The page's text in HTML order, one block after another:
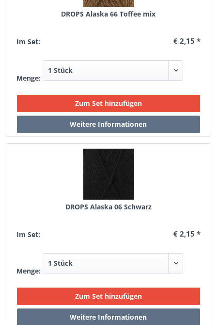
DROPS Alaska 66 Toffee mix
Im Set: € 2,15 *
Menge:
DROPS Alaska 06 Schwarz
Im Set: € 2,15 *
Menge: